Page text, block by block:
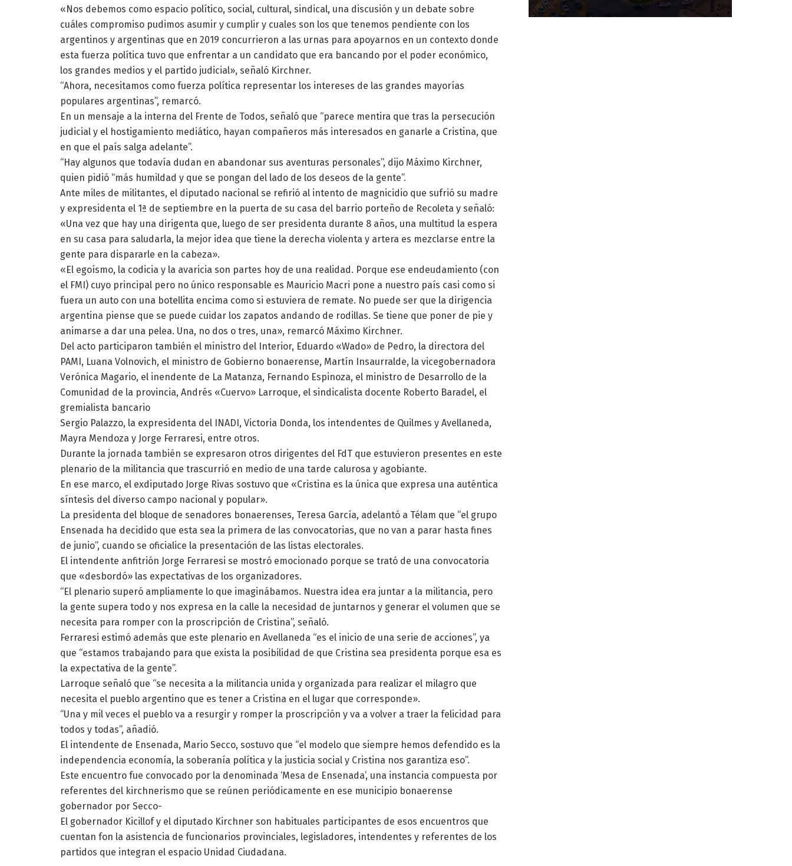
«Nos debemos como espacio político, social, cultural, sindical, una discusión y un debate sobre
cuáles compromiso pudimos asumir y cumplir y cuales son los que tenemos pendiente con los
argentinos y argentinas que en 2019 concurrieron a las urnas para apoyarnos en un contexto donde
esta fuerza política tuvo que enfrentar a un candidato que era bancando por el poder económico,
los grandes medios y el partido judicial», señaló Kirchner.
“Ahora, necesitamos como fuerza política representar los intereses de las grandes mayorías
populares argentinas”, remarcó.
En un mensaje a la interna del Frente de Todos, señaló que “parece mentira que tras la persecución
judicial y el hostigamiento mediático, hayan compañeros más interesados en ganarle a Cristina, que
en que el país salga adelante”.
“Hay algunos que todavía dudan en abandonar sus aventuras personales”, dijo Máximo Kirchner,
quien pidió “más humildad y que se pongan del lado de los deseos de la gente”.
Ante miles de militantes, el diputado nacional se refirió al intento de magnicidio que sufrió su madre
y expresidenta el 1ª de septiembre en la puerta de su casa del barrio porteño de Recoleta y señaló:
«Una vez que hay una dirigenta que, luego de ser presidenta durante 8 años, una multitud la espera
en su casa para saludarla, la mejor idea que tiene la derecha violenta y artera es mezclarse entre la
gente para dispararle en la cabeza».
«El egoísmo, la codicia y la avaricia son partes hoy de una realidad. Porque ese endeudamiento (con
el FMI) cuyo principal pero no único responsable es Mauricio Macri pone a nuestro país casi como si
fuera un auto con una botellita encima como si estuviera de remate. No puede ser que la dirigencia
argentina piense que se puede cuidar los zapatos andando de rodillas. Se tiene que poner de pie y
animarse a dar una pelea. Una, no dos o tres, una», remarcó Máximo Kirchner.
Del acto participaron también el ministro del Interior, Eduardo «Wado» de Pedro, la directora del
PAMI, Luana Volnovich, el ministro de Gobierno bonaerense, Martín Insaurralde, la vicegobernadora
Verónica Magario, el inendente de La Matanza, Fernando Espinoza, el ministro de Desarrollo de la
Comunidad de la provincia, Andrés «Cuervo» Larroque, el sindicalista docente Roberto Baradel, el
gremialista bancario
Sergio Palazzo, la expresidenta del INADI, Victoria Donda, los intendentes de Quilmes y Avellaneda,
Mayra Mendoza y Jorge Ferraresi, entre otros.
Durante la jornada también se expresaron otros dirigentes del FdT que estuvieron presentes en este
plenario de la militancia que trascurrió en medio de una tarde calurosa y agobiante.
En ese marco, el exdiputado Jorge Rivas sostuvo que «Cristina es la única que expresa una auténtica
síntesis del diverso campo nacional y popular».
La presidenta del bloque de senadores bonaerenses, Teresa García, adelantó a Télam que “el grupo
Ensenada ha decidido que esta sea la primera de las convocatorias, que no van a parar hasta fines
de junio”, cuando se oficialice la presentación de las listas electorales.
El intendente anfitrión Jorge Ferraresi se mostró emocionado porque se trató de una convocatoria
que «desbordó» las expectativas de los organizadores.
“El plenario superó ampliamente lo que imaginábamos. Nuestra idea era juntar a la militancia, pero
la gente supera todo y nos expresa en la calle la necesidad de juntarnos y generar el volumen que se
necesita para romper con la proscripción de Cristina”, señaló.
Ferraresi estimó además que este plenario en Avellaneda “es el inicio de una serie de acciones”, ya
que “estamos trabajando para que exista la posibilidad de que Cristina sea presidenta porque esa es
la expectativa de la gente”.
Larroque señaló que “se necesita a la militancia unida y organizada para realizar el milagro que
necesita el pueblo argentino que es tener a Cristina en el lugar que corresponde».
“Una y mil veces el pueblo va a resurgir y romper la proscripción y va a volver a traer la felicidad para
todos y todas”, añadió.
El intendente de Ensenada, Mario Secco, sostuvo que “el modelo que siempre hemos defendido es la
independencia economía, la soberanía política y la justicia social y Cristina nos garantiza eso”.
Este encuentro fue convocado por la denominada ‘Mesa de Ensenada’, una instancia compuesta por
referentes del kirchnerismo que se reúnen periódicamente en ese municipio bonaerense
gobernador por Secco-
El gobernador Kicillof y el diputado Kirchner son habituales participantes de esos encuentros que
cuentan fon la asistencia de funcionarios provinciales, legisladores, intendentes y referentes de los
partidos que integran el espacio Unidad Ciudadana.